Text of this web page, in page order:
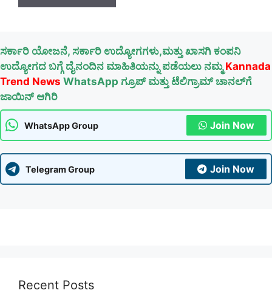
ಸರ್ಕಾರಿ ಯೋಜನೆ, ಸರ್ಕಾರಿ ಉದ್ಯೋಗಗಳು,ಮತ್ತು ಖಾಸಗಿ ಕಂಪನಿ
ಉದ್ಯೋಗದ ಬಗ್ಗೆ ದೈನಂದಿನ ಮಾಹಿತಿಯನ್ನು ಪಡೆಯಲು ನಮ್ಮKannada
Trend News WhatsApp ಗ್ರೂಪ್ ಮತ್ತು ಟೆಲಿಗ್ರಾಮ್ ಚಾನಲ್‌ಗೆ
ಜಾಯಿನ್ ಆಗಿರಿ
WhatsApp Group Join Now
Telegram Group Join Now
Recent Posts